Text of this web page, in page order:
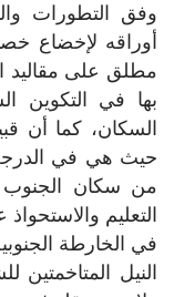
وفق التطورات
أوراقه لإخضاع
مطلق على مقاليد
السكان، كما أن
من سكان
التعليم
في الخارطة
النيل المتاخمتين